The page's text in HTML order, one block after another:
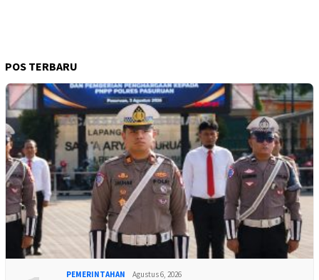
POS TERBARU
PEMERINTAHAN Agustus 6, 2026